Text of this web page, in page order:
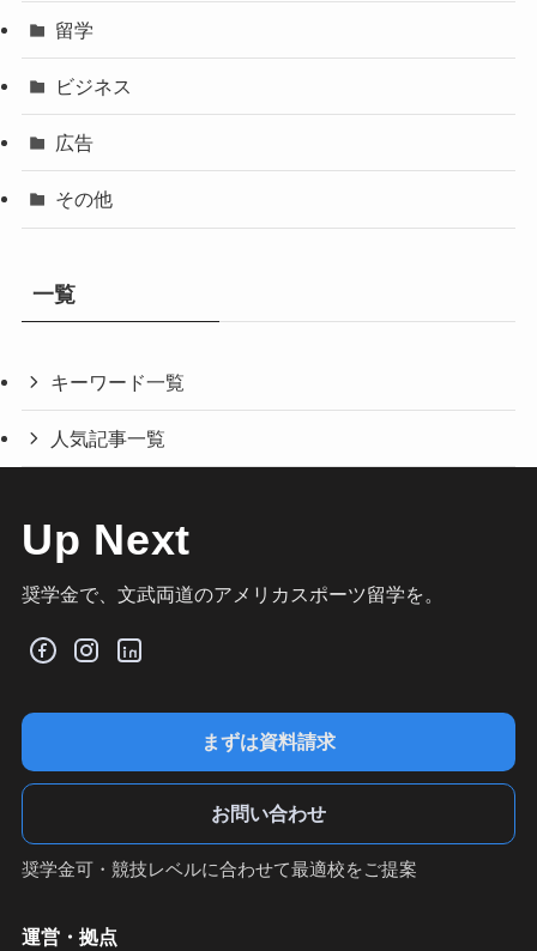
留学
ビジネス
広告
その他
一覧
キーワード一覧
人気記事一覧
Up Next
奨学金で、文武両道のアメリカスポーツ留学を。
まずは資料請求
お問い合わせ
奨学金可・競技レベルに合わせて最適校をご提案
運営・拠点